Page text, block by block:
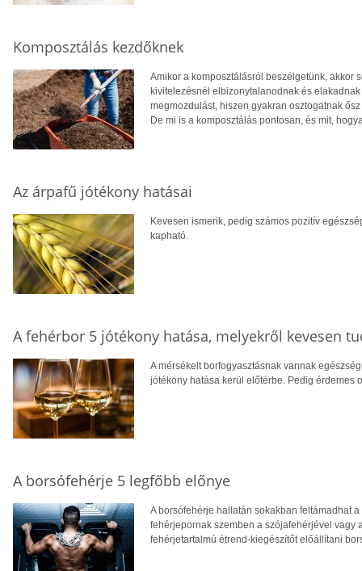
Komposztálás kezdőknek
Amikor a komposztálásról beszélgetünk, akkor
kivitelezésnél elbizonytalanodnak és
megmozdulást, hiszen gyakran osztogatnak
De mi is a komposztálás pontosan, és mit,
Az árpafű jótékony hatásai
Kevesen ismerik, pedig számos pozitív
kapható.
A fehérbor 5 jótékony hatása, melyekről kevesen
A mérsékelt borfogyasztásnak vannak
jótékony hatása kerül előtérbe. Pedig érdemes
A borsófehérje 5 legfőbb előnye
A borsófehérje hallatán sokakban feltámadhat
fehérjepornak szemben a szójafehérjével vagy
fehérjetartalmú étrend-kiegészítőt előállítani